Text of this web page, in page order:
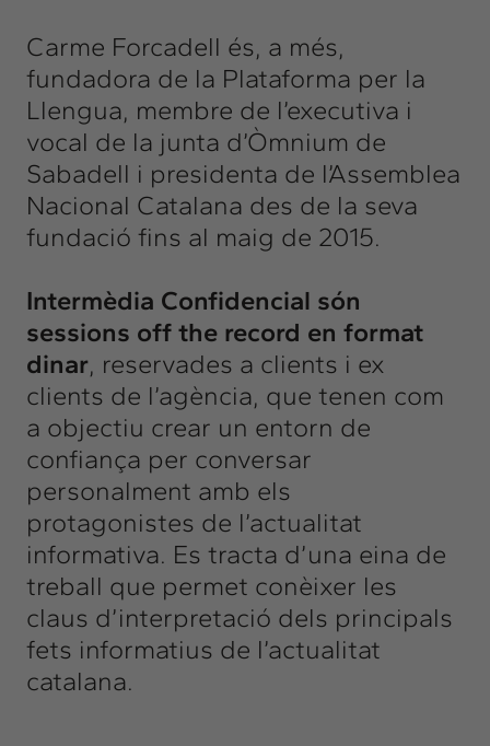
Carme Forcadell és, a més,
fundadora de la Plataforma per la
Llengua, membre de l’executiva i
vocal de la junta d’Òmnium de
Sabadell i presidenta de l’Assemblea
Nacional Catalana des de la seva
fundació fins al maig de 2015.
Intermèdia Confidencial són
sessions off the record en format
dinar, reservades a clients i ex
clients de l’agència, que tenen com
a objectiu crear un entorn de
confiança per conversar
personalment amb els
protagonistes de l’actualitat
informativa. Es tracta d’una eina de
treball que permet conèixer les
claus d’interpretació dels principals
fets informatius de l’actualitat
catalana.